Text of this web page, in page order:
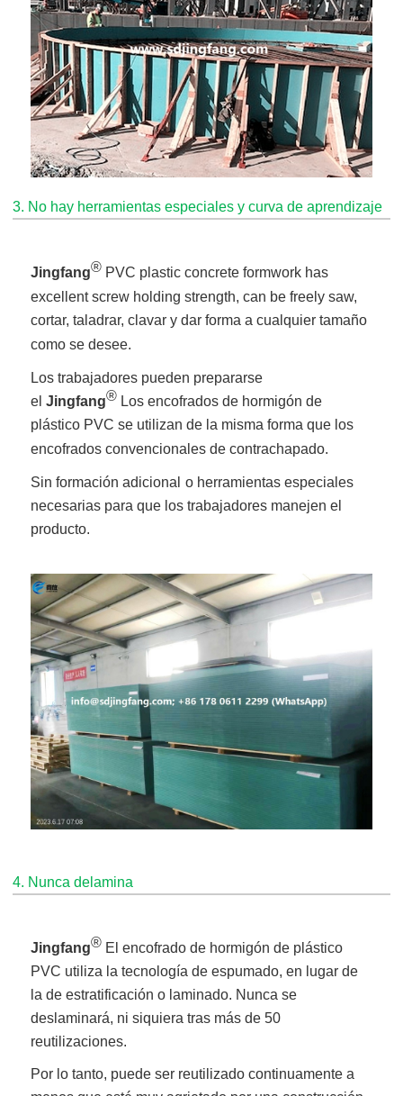
3. No hay herramientas especiales y curva de aprendizaje
Jingfang® PVC plastic concrete formwork has
excellent screw holding strength, can be freely saw,
cortar, taladrar, clavar y dar forma a cualquier tamaño
como se desee.
Los trabajadores pueden prepararse
elJingfang® Los encofrados de hormigón de
plástico PVC se utilizan de la misma forma que los
encofrados convencionales de contrachapado.
Sin formación adicional
o herramientas especiales
necesarias para que los trabajadores manejen el
producto.
4. Nunca delamina
Jingfang® El encofrado de hormigón de plástico
PVC utiliza la tecnología de espumado, en lugar de
la de estratificación o laminado. Nunca se
deslaminará, ni siquiera tras más de 50
reutilizaciones.
Por lo tanto, puede ser reutilizado continuamente a